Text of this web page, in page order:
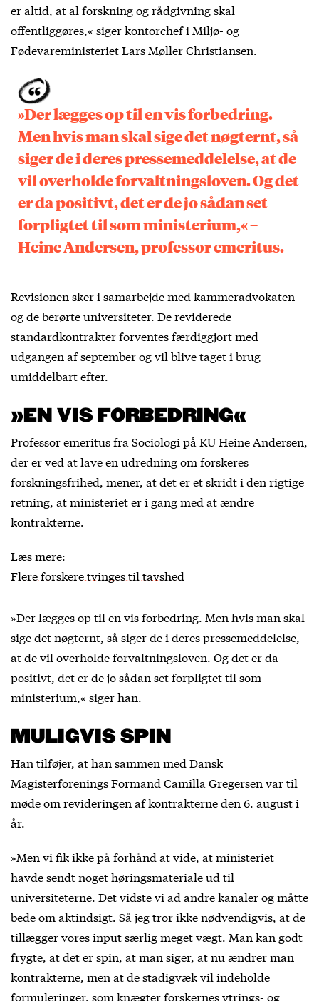
er altid, at al forskning og rådgivning skal
offentliggøres,« siger kontorchef i Miljø- og
Fødevareministeriet Lars Møller Christiansen.
»Der lægges op til en vis forbedring.
Men hvis man skal sige det nøgternt, så
siger de i deres pressemeddelelse, at de
vil overholde forvaltningsloven. Og det
er da positivt, det er de jo sådan set
forpligtet til som ministerium,« –
Heine Andersen, professor emeritus.
Revisionen sker i samarbejde med kammeradvokaten
og de berørte universiteter. De reviderede
standardkontrakter forventes færdiggjort med
udgangen af september og vil blive taget i brug
umiddelbart efter.
»EN VIS FORBEDRING«
Professor emeritus fra Sociologi på KU Heine Andersen,
der er ved at lave en udredning om forskeres
forskningsfrihed, mener, at det er et skridt i den rigtige
retning, at ministeriet er i gang med at ændre
kontrakterne.
Læs mere:
Flere forskere tvinges til tavshed
»Der lægges op til en vis forbedring. Men hvis man skal
sige det nøgternt, så siger de i deres pressemeddelelse,
at de vil overholde forvaltningsloven. Og det er da
positivt, det er de jo sådan set forpligtet til som
ministerium,« siger han.
MULIGVIS SPIN
Han tilføjer, at han sammen med Dansk
Magisterforenings Formand Camilla Gregersen var til
møde om revideringen af kontrakterne den 6. august i
år.
»Men vi fik ikke på forhånd at vide, at ministeriet
havde sendt noget høringsmateriale ud til
universiteterne. Det vidste vi ad andre kanaler og måtte
bede om aktindsigt. Så jeg tror ikke nødvendigvis, at de
tillægger vores input særlig meget vægt. Man kan godt
frygte, at det er spin, at man siger, at nu ændrer man
kontrakterne, men at de stadigvæk vil indeholde
formuleringer, som knægter forskernes ytrings- og